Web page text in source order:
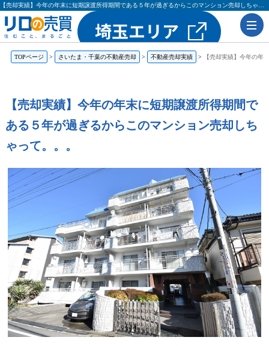
TOPページ さいたま・千葉の不動産売却 不動産売却実績 【売却実績】今年の年
【売却実績】今年の年末に短期譲渡所得期間で
ある５年が過ぎるからこのマンション売却しち
ゃって。。。